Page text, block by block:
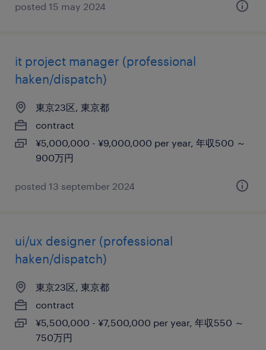
posted 15 may 2024
it project manager (professional
haken/dispatch)
東京23区, 東京都
contract
¥5,000,000 - ¥9,000,000 per year, 年収500 ～
900万円
posted 13 september 2024
ui/ux designer (professional
haken/dispatch)
東京23区, 東京都
contract
¥5,500,000 - ¥7,500,000 per year, 年収550 ～
750万円